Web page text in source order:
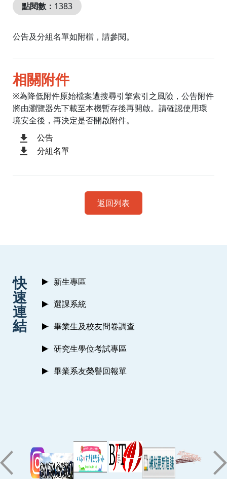
點閱數： 1383
公告及分組名單如附檔，請參閱。
相關附件
※為降低附件原始檔案遭搜尋引擎索引之風險，公告附件
將由瀏覽器先下載至本機暫存後再開啟。請確認使用環
境安全後，再決定是否開啟附件。
公告
分組名單
返回列表
:::
快
速
連
結
新生專區
選課系統
畢業生及校友問卷調查
研究生學位考試專區
畢業系友榮譽回報單